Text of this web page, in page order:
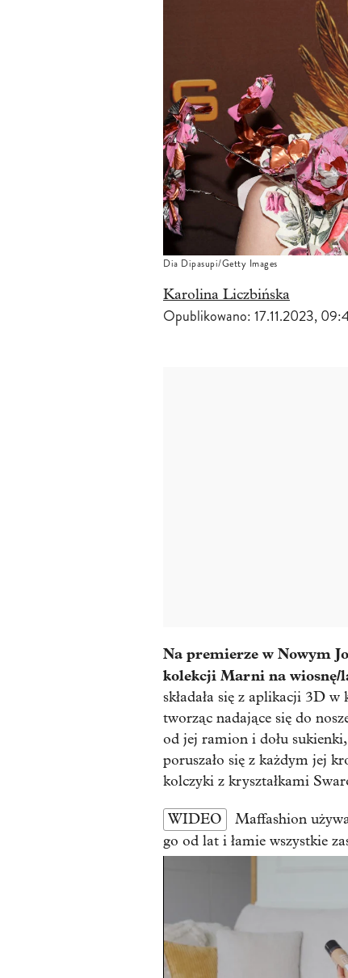
Dia Dipasupi/Getty Images
Karolina Liczbińska
Opublikowano:17.11.2023,
Na premierze w Nowym
kolekcji Marni na wiosnę/
składała się z aplikacji 3D
tworząc nadające się do
od jej ramion i dołu
poruszało się z każdym jej
kolczyki z kryształkami
WIDEO
Maffashion
go od lat i łamie wszystkie